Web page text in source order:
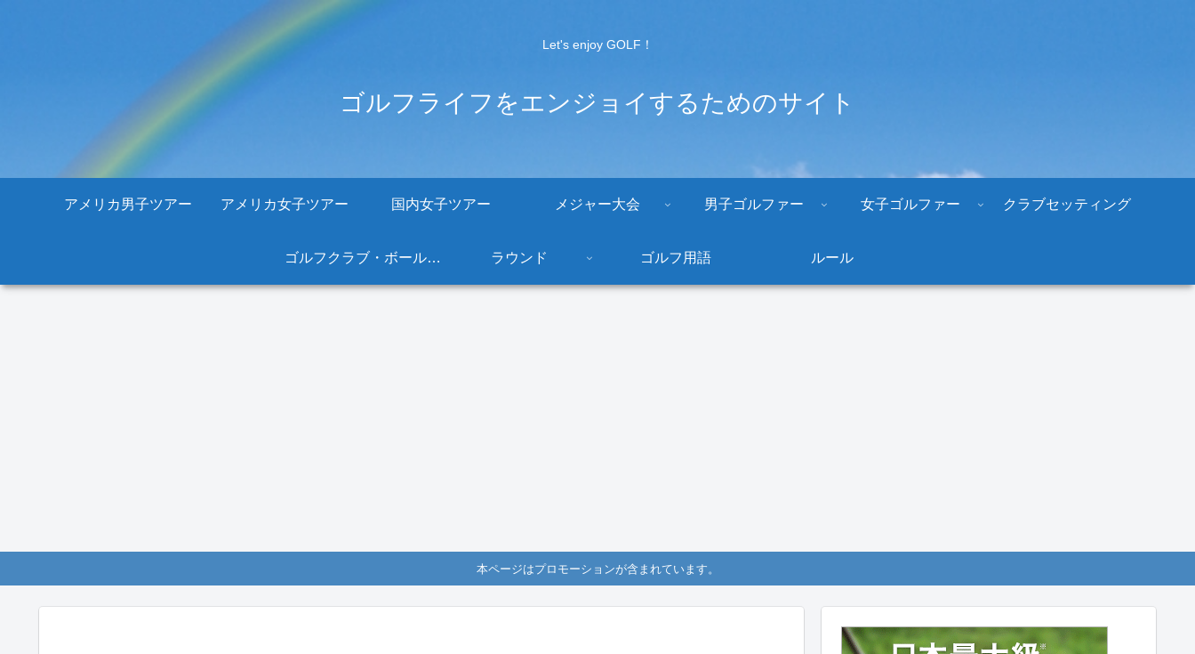
Let's enjoy GOLF！
ゴルフライフをエンジョイするためのサイト
アメリカ男子ツアー アメリカ女子ツアー 国内女子ツアー メジャー大会 男子ゴルファー 女子ゴルファー クラブセッティング
ゴルフクラブ・ボールなどギア ラウンド ゴルフ用語 ルール
本ページはプロモーションが含まれています。